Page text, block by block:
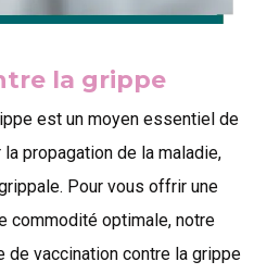
la grippe
est un moyen essentiel de
propagation de la maladie,
Pour vous offrir une
commodité optimale, notre
vaccination contre la grippe